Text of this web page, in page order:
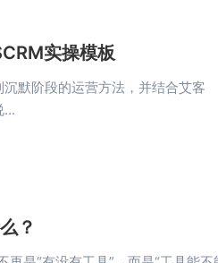
实操模板
默阶段的运营方法，并结合艾客
...
？